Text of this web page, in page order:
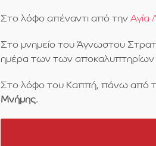
Στο λόφο απέναντι από την Αγία
Στο μνημείο του Άγνωστου
ημέρα των των αποκαλυπτηρίων
Στο λόφο του Καππή, πάνω από
Μνήμης.